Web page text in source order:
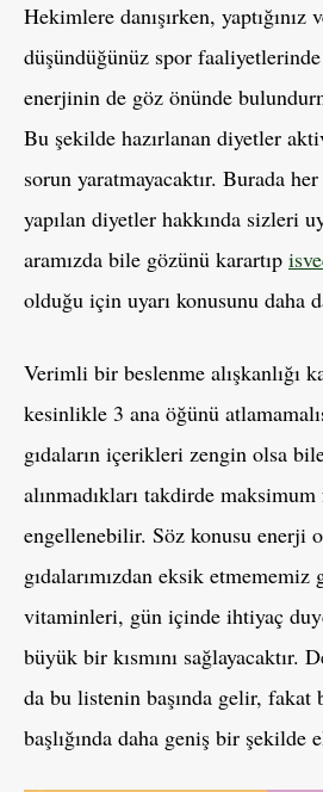
Hekimlere danışırken, yaptığınız
düşündüğünüz spor
enerjinin de göz önünde
Bu şekilde hazırlanan diyetler
sorun yaratmayacaktır. Burada
yapılan diyetler hakkında sizleri
aramızda bile gözünü karartıp
olduğu için uyarı konusunu daha
Verimli bir beslenme alışkanlığı
kesinlikle 3 ana öğünü
gıdaların içerikleri zengin olsa
alınmadıkları takdirde maksimum
engellenebilir. Söz konusu enerji
gıdalarımızdan eksik etmememiz
vitaminleri, gün içinde ihtiyaç
büyük bir kısmını sağlayacaktır.
da bu listenin başında gelir, fakat
başlığında daha geniş bir şekilde